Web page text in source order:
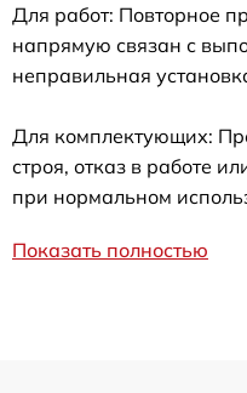
Для работ: Повторное
напрямую связан с
неправильная
Для комплектующих:
строя, отказ в работе
при нормальном
Показать полностью